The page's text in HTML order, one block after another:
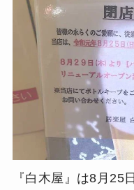
『白木屋』は8月25